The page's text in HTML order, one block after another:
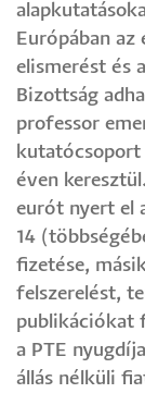
Európában az
elismerést és
Bizottság
professor
kutatócsoport
éven
eurót nyert el
14
fizetése,
felszerelést,
publikációkat
a PTE
állás nélküli